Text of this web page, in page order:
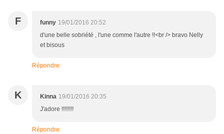
F funny 19/01/2016 20:52
d'une belle sobriété , l'une comme l'autre !!<br /> bravo Nelly
et bisous
Répondre
K Kinna 19/01/2016 20:35
J'adore !!!!!!!!
Répondre